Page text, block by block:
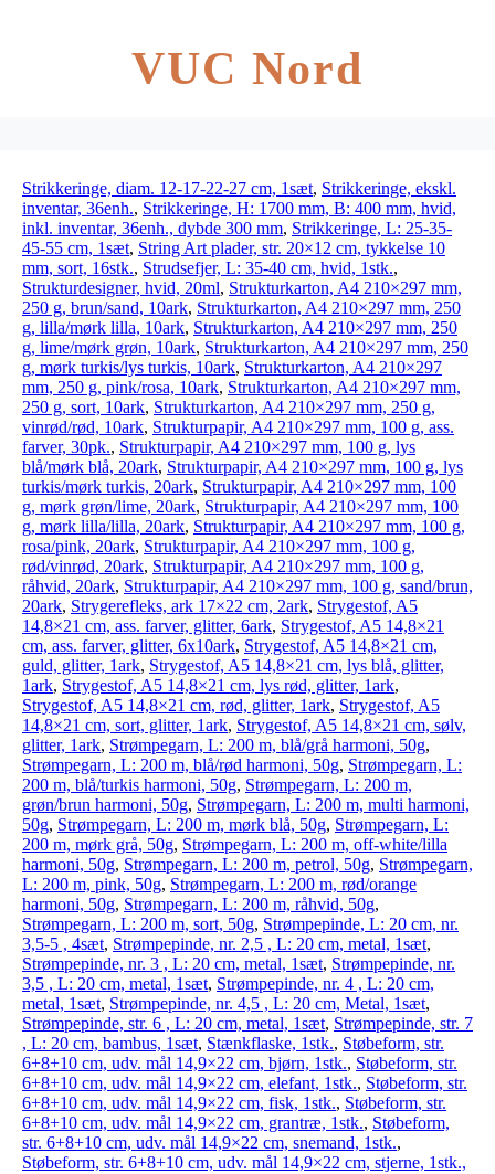
VUC Nord
Strikkeringe, diam. 12-17-22-27 cm, 1sæt, Strikkeringe, ekskl.
inventar, 36enh., Strikkeringe, H: 1700 mm, B: 400 mm, hvid,
inkl. inventar, 36enh., dybde 300 mm, Strikkeringe, L: 25-35-
45-55 cm, 1sæt, String Art plader, str. 20×12 cm, tykkelse 10
mm, sort, 16stk., Strudsefjer, L: 35-40 cm, hvid, 1stk.,
Strukturdesigner, hvid, 20ml, Strukturkarton, A4 210×297 mm,
250 g, brun/sand, 10ark, Strukturkarton, A4 210×297 mm, 250
g, lilla/mørk lilla, 10ark, Strukturkarton, A4 210×297 mm, 250
g, lime/mørk grøn, 10ark, Strukturkarton, A4 210×297 mm, 250
g, mørk turkis/lys turkis, 10ark, Strukturkarton, A4 210×297
mm, 250 g, pink/rosa, 10ark, Strukturkarton, A4 210×297 mm,
250 g, sort, 10ark, Strukturkarton, A4 210×297 mm, 250 g,
vinrød/rød, 10ark, Strukturpapir, A4 210×297 mm, 100 g, ass.
farver, 30pk., Strukturpapir, A4 210×297 mm, 100 g, lys
blå/mørk blå, 20ark, Strukturpapir, A4 210×297 mm, 100 g, lys
turkis/mørk turkis, 20ark, Strukturpapir, A4 210×297 mm, 100
g, mørk grøn/lime, 20ark, Strukturpapir, A4 210×297 mm, 100
g, mørk lilla/lilla, 20ark, Strukturpapir, A4 210×297 mm, 100 g,
rosa/pink, 20ark, Strukturpapir, A4 210×297 mm, 100 g,
rød/vinrød, 20ark, Strukturpapir, A4 210×297 mm, 100 g,
råhvid, 20ark, Strukturpapir, A4 210×297 mm, 100 g, sand/brun,
20ark, Strygerefleks, ark 17×22 cm, 2ark, Strygestof, A5
14,8×21 cm, ass. farver, glitter, 6ark, Strygestof, A5 14,8×21
cm, ass. farver, glitter, 6x10ark, Strygestof, A5 14,8×21 cm,
guld, glitter, 1ark, Strygestof, A5 14,8×21 cm, lys blå, glitter,
1ark, Strygestof, A5 14,8×21 cm, lys rød, glitter, 1ark,
Strygestof, A5 14,8×21 cm, rød, glitter, 1ark, Strygestof, A5
14,8×21 cm, sort, glitter, 1ark, Strygestof, A5 14,8×21 cm, sølv,
glitter, 1ark, Strømpegarn, L: 200 m, blå/grå harmoni, 50g,
Strømpegarn, L: 200 m, blå/rød harmoni, 50g, Strømpegarn, L:
200 m, blå/turkis harmoni, 50g, Strømpegarn, L: 200 m,
grøn/brun harmoni, 50g, Strømpegarn, L: 200 m, multi harmoni,
50g, Strømpegarn, L: 200 m, mørk blå, 50g, Strømpegarn, L:
200 m, mørk grå, 50g, Strømpegarn, L: 200 m, off-white/lilla
harmoni, 50g, Strømpegarn, L: 200 m, petrol, 50g, Strømpegarn,
L: 200 m, pink, 50g, Strømpegarn, L: 200 m, rød/orange
harmoni, 50g, Strømpegarn, L: 200 m, råhvid, 50g,
Strømpegarn, L: 200 m, sort, 50g, Strømpepinde, L: 20 cm, nr.
3,5-5 , 4sæt, Strømpepinde, nr. 2,5 , L: 20 cm, metal, 1sæt,
Strømpepinde, nr. 3 , L: 20 cm, metal, 1sæt, Strømpepinde, nr.
3,5 , L: 20 cm, metal, 1sæt, Strømpepinde, nr. 4 , L: 20 cm,
metal, 1sæt, Strømpepinde, nr. 4,5 , L: 20 cm, Metal, 1sæt,
Strømpepinde, str. 6 , L: 20 cm, metal, 1sæt, Strømpepinde, str. 7
, L: 20 cm, bambus, 1sæt, Stænkflaske, 1stk., Støbeform, str.
6+8+10 cm, udv. mål 14,9×22 cm, bjørn, 1stk., Støbeform, str.
6+8+10 cm, udv. mål 14,9×22 cm, elefant, 1stk., Støbeform, str.
6+8+10 cm, udv. mål 14,9×22 cm, fisk, 1stk., Støbeform, str.
6+8+10 cm, udv. mål 14,9×22 cm, grantræ, 1stk., Støbeform,
str. 6+8+10 cm, udv. mål 14,9×22 cm, snemand, 1stk.,
Støbeform, str. 6+8+10 cm, udv. mål 14,9×22 cm, stjerne, 1stk.,